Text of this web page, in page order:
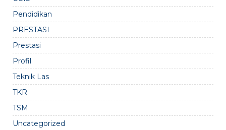
Pendidikan
PRESTASI
Prestasi
Profil
Teknik Las
TKR
TSM
Uncategorized